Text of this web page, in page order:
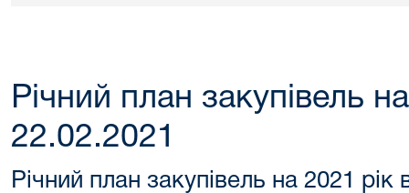
Річний план закупівель
22.02.2021
Річний план закупівель на 2021 рік